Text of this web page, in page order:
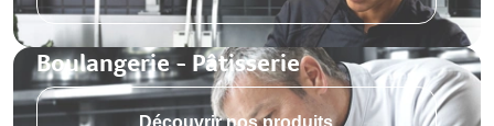
Boulangerie - Pâtisserie
Découvrir nos produits